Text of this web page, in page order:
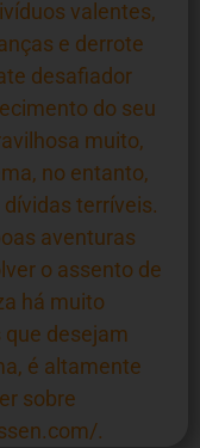
valentes,
e derrote
desafiador
do seu
muito,
no entanto,
terríveis.
aventuras
o assento de
há muito
que desejam
é altamente
sobre
.